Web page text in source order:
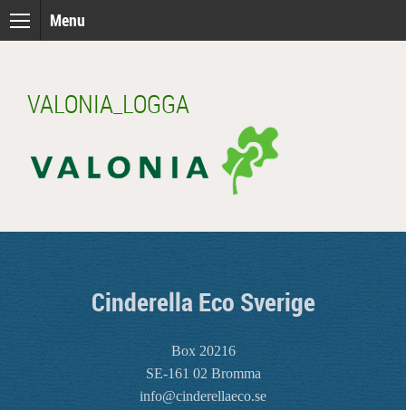
Menu
VALONIA_LOGGA
Cinderella Eco Sverige
Box 20216
SE-161 02 Bromma
info@cinderellaeco.se